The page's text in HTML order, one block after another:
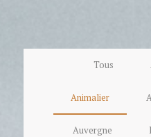
Tous
Animalier
Auvergne